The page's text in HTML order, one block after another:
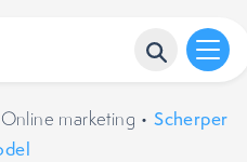
Online marketing •Scherper